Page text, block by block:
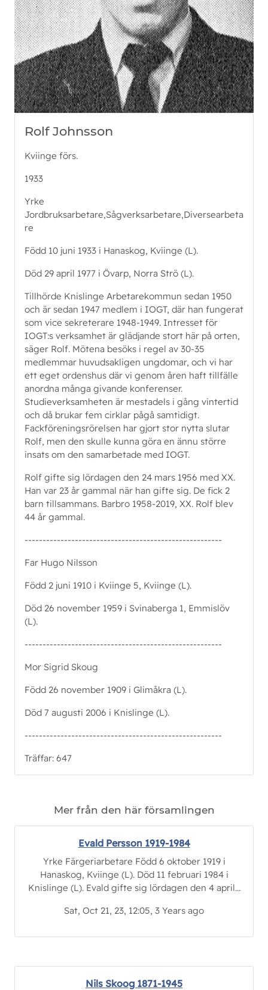
Rolf Johnsson
Kviinge förs.
1933
Yrke
Jordbruksarbetare,Sågverksarbetare,Diversearbeta
re
Född 10 juni 1933 i Hanaskog, Kviinge (L).
Död 29 april 1977 i Övarp, Norra Strö (L).
Tillhörde Knislinge Arbetarekommun sedan 1950
och är sedan 1947 medlem i IOGT, där han fungerat
som vice sekreterare 1948-1949. Intresset för
IOGT:s verksamhet är glädjande stort här på orten,
säger Rolf. Mötena besöks i regel av 30-35
medlemmar huvudsakligen ungdomar, och vi har
ett eget ordenshus där vi genom åren haft tillfälle
anordna många givande konferenser.
Studieverksamheten är mestadels i gång vintertid
och då brukar fem cirklar pågå samtidigt.
Fackföreningsrörelsen har gjort stor nytta slutar
Rolf, men den skulle kunna göra en ännu större
insats om den samarbetade med IOGT.
Rolf gifte sig lördagen den 24 mars 1956 med XX.
Han var 23 år gammal när han gifte sig. De fick 2
barn tillsammans. Barbro 1958-2019, XX. Rolf blev
44 år gammal.
-------------------------------------------------------
Far Hugo Nilsson
Född 2 juni 1910 i Kviinge 5, Kviinge (L).
Död 26 november 1959 i Svinaberga 1, Emmislöv
(L).
-------------------------------------------------------
Mor Sigrid Skoug
Född 26 november 1909 i Glimåkra (L).
Död 7 augusti 2006 i Knislinge (L).
-------------------------------------------------------
Träffar: 647
Mer från den här församlingen
Evald Persson 1919-1984
Yrke Färgeriarbetare Född 6 oktober 1919 i
Hanaskog, Kviinge (L). Död 11 februari 1984 i
Knislinge (L). Evald gifte sig lördagen den 4 april...
Sat, Oct 21, 23, 12:05, 3 Years ago
Nils Skoog 1871-1945